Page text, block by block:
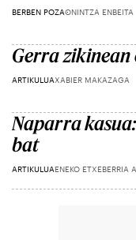
BERBEN POZAONINTZA ENBEITA
Gerra
ARTIKULUAXABIER MAKAZAGA
Naparra
bat
ARTIKULUAENEKO ETXEBERRIA